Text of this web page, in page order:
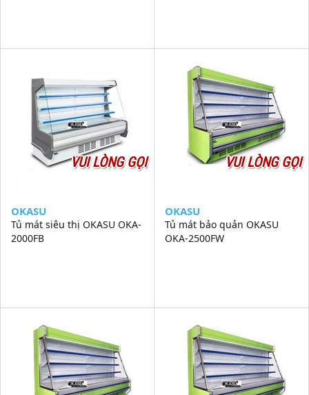
VUI LÒNG GỌI
OKASU
Tủ mát siêu thị OKASU OKA-
2000FB
VUI LÒNG GỌI
OKASU
Tủ mát bảo quản OKASU
OKA-2500FW